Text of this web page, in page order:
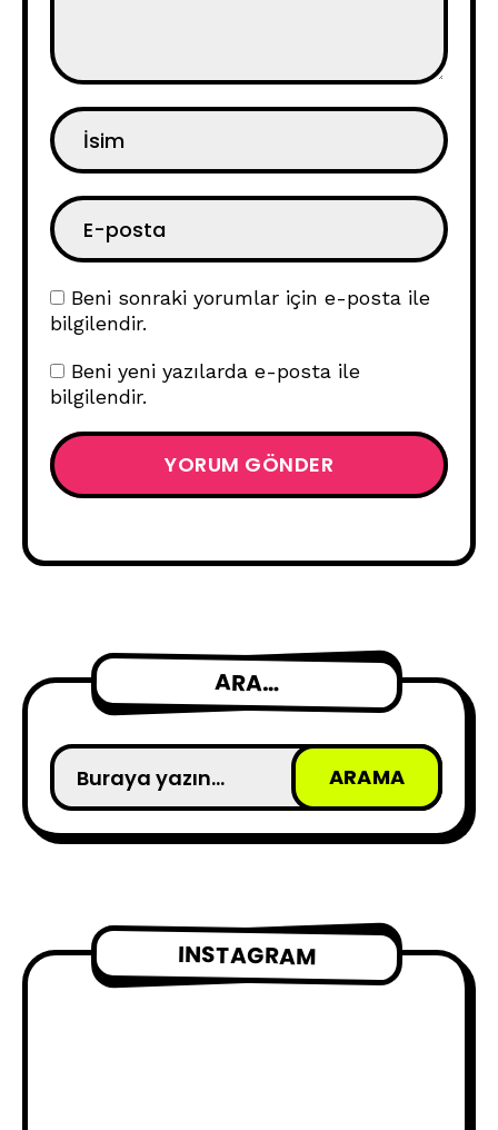
Beni sonraki yorumlar için e-posta ile
bilgilendir.
Beni yeni yazılarda e-posta ile
bilgilendir.
ARA…
INSTAGRAM